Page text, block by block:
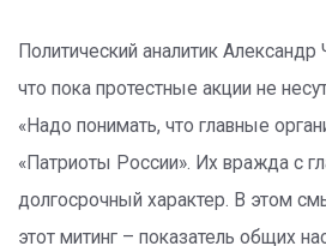
Политический аналитик Александр
что пока протестные акции не
«Надо понимать, что главные
«Патриоты России». Их вражда с
долгосрочный характер. В этом
этот митинг – показатель общих